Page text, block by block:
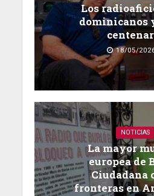
Los
dominicanos
18/05/
NOTICIAS
La mayor
europea de
Ciudadana
fronteras en